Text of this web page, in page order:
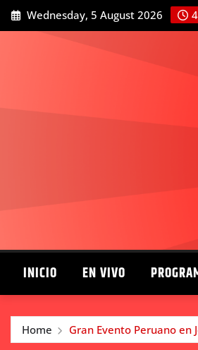
Skip
to
Wednesday, 5 August 2026
INICIO EN VIVO
Home Gran Evento Peruano en